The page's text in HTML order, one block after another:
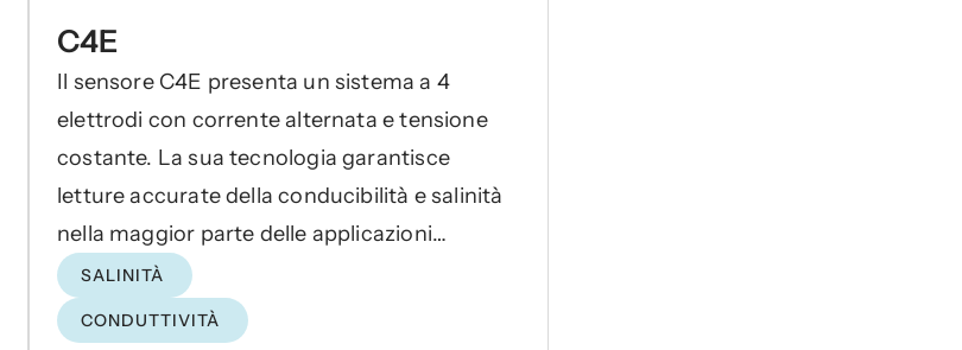
C4E
Il sensore C4E presenta un sistema a 4
elettrodi con corrente alternata e tensione
costante. La sua tecnologia garantisce
letture accurate della conducibilità e salinità
nella maggior parte delle applicazioni
acquatiche, anche in condizioni difficili.
SALINITÀ
CONDUTTIVITÀ